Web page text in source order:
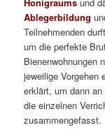
Ablegerbildung
Teilnehmenden
um die perfekte
Bienenwohnungen
jeweilige Vorgehen
erklärt, um dann
die einzelnen
zusammengefasst.